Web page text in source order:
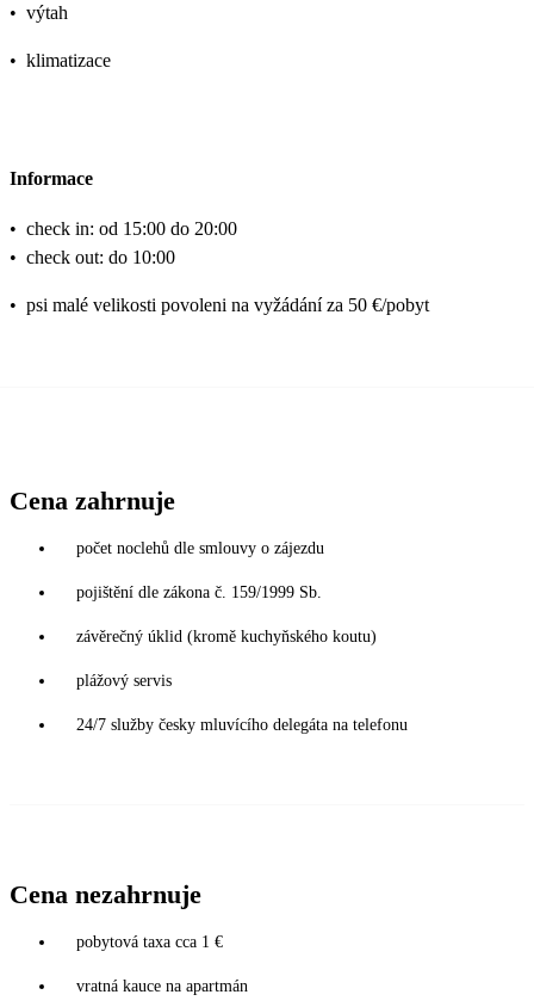
• výtah
• klimatizace
Informace
• check in: od 15:00 do 20:00
• check out: do 10:00
• psi malé velikosti povoleni na vyžádání za 50 €/pobyt
Cena zahrnuje
počet noclehů dle smlouvy o zájezdu
pojištění dle zákona č. 159/1999 Sb.
závěrečný úklid (kromě kuchyňského koutu)
plážový servis
24/7 služby česky mluvícího delegáta na telefonu
Cena nezahrnuje
pobytová taxa cca 1 €
vratná kauce na apartmán